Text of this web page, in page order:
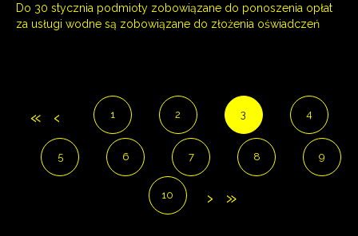
Do 30 stycznia podmioty zobowiązane do ponoszenia opłat
za usługi wodne są zobowiązane do złożenia oświadczeń
1 2 3 4
5 6 7 8 9
10